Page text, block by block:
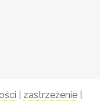
zastrzeżenie